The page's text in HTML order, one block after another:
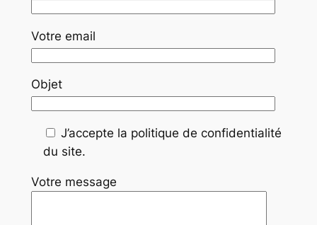
Votre email
Objet
J’accepte la politique de confidentialité
du site.
Votre message